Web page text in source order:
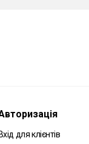
Вхід для клієнтів